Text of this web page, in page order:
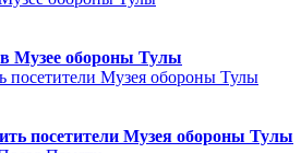
Музее обороны Тулы
посетители Музея обороны Тулы